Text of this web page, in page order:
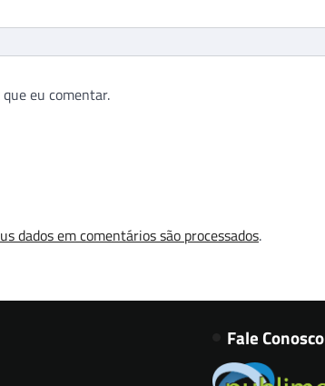
eu comentar.
dados em comentários são processados.
Fale Conosco